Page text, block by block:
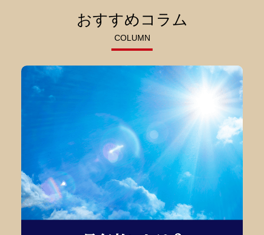
おすすめコラム
COLUMN